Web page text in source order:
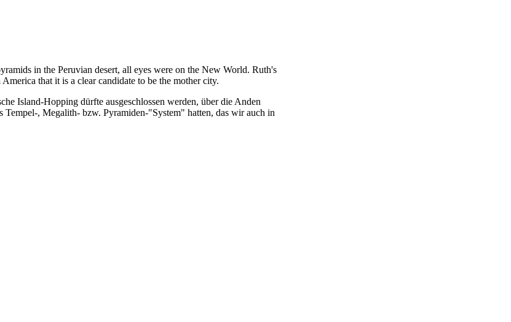
in the Peruvian desert, all eyes were on the New World. Ruth's
that it is a clear candidate to be the mother city.
Island-Hopping dürfte ausgeschlossen werden, über die Anden
, Megalith- bzw. Pyramiden-"System" hatten, das wir auch in